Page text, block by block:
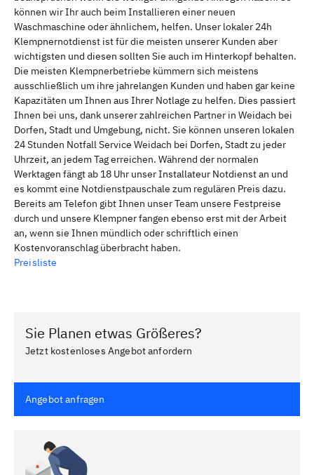
können wir Ihr auch beim Installieren einer neuen
Waschmaschine oder ähnlichem, helfen. Unser lokaler 24h
Klempnernotdienst ist für die meisten unserer Kunden aber
wichtigsten und diesen sollten Sie auch im Hinterkopf behalten.
Die meisten Klempnerbetriebe kümmern sich meistens
ausschließlich um ihre jahrelangen Kunden und haben gar keine
Kapazitäten um Ihnen aus Ihrer Notlage zu helfen. Dies passiert
Ihnen bei uns, dank unserer zahlreichen Partner in Weidach bei
Dorfen, Stadt und Umgebung, nicht. Sie können unseren lokalen
24 Stunden Notfall Service Weidach bei Dorfen, Stadt zu jeder
Uhrzeit, an jedem Tag erreichen. Während der normalen
Werktagen fängt ab 18 Uhr unser Installateur Notdienst an und
es kommt eine Notdienstpauschale zum regulären Preis dazu.
Bereits am Telefon gibt Ihnen unser Team unsere Festpreise
durch und unsere Klempner fangen ebenso erst mit der Arbeit
an, wenn sie Ihnen mündlich oder schriftlich einen
Kostenvoranschlag überbracht haben.
Preisliste
Sie Planen etwas Größeres?
Jetzt kostenloses Angebot anfordern
Angebot anfragen